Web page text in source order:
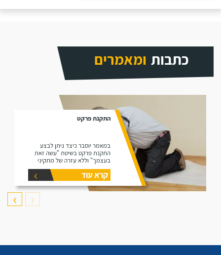
כתבות ומאמרים
התקנת פרקט
במאמר יוסבר כיצד ניתן לבצע
התקנת פרקט בשיטת "עשה זאת
בעצמך" וללא עזרה של מתקיני
פרקטים.
קרא עוד
❮
❯